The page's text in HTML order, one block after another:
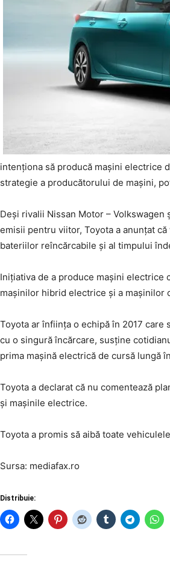
intenţiona să producă maşini electrice
strategie a producătorului de maşini,
Deşi rivalii Nissan Motor –
emisii pentru viitor, Toyota a anunţat
bateriilor reîncărcabile şi al timpului
Iniţiativa de a produce maşini electrice
maşinilor hibrid electrice şi a maşinilor
Toyota ar înfiinţa o echipă în 2017
cu o singură încărcare, susţine
prima maşină electrică de cursă lungă
Toyota a declarat că nu comentează
şi maşinile electrice.
Toyota a promis să aibă toate
Sursa: mediafax.ro
Distribuie: